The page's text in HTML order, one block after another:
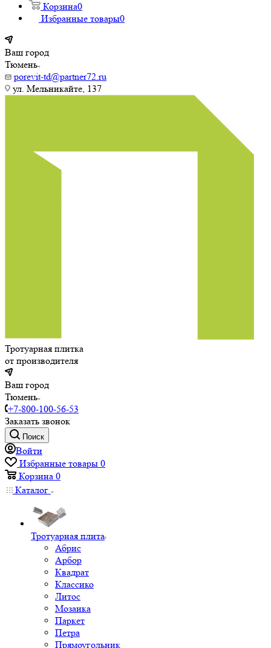
Корзина0
Избранные товары0
Ваш город
Тюмень
porevit-td@partner72.ru
ул. Мельникайте, 137
Тротуарная плитка
от производителя
Ваш город
Тюмень
+7-800-100-56-53
Заказать звонок
Поиск
Войти
Избранные товары 0
Корзина 0
Каталог
Тротуарная плита
Абрис
Арбор
Квадрат
Классико
Литос
Мозаика
Паркет
Петра
Прямоугольник